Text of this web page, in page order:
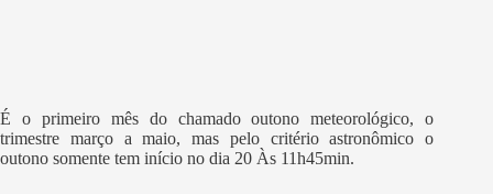
É o primeiro mês do chamado outono meteorológico, o
trimestre março a maio, mas pelo critério astronômico o
outono somente tem início no dia 20 Às 11h45min.